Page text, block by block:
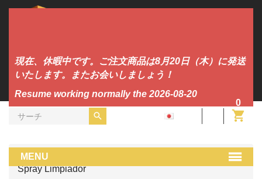
現在、休暇中です。ご注文商品は8月20日（木）に発送
いたします。またお会いしましょう！
Resume working normally the 2026-08-20
0
MENUDJツール
Spray Limpiador